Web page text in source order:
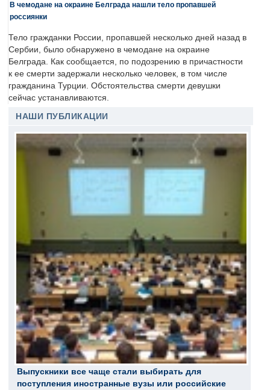
В чемодане на окраине Белграда нашли тело пропавшей
россиянки
Тело гражданки России, пропавшей несколько дней назад в
Сербии, было обнаружено в чемодане на окраине
Белграда. Как сообщается, по подозрению в причастности
к ее смерти задержали несколько человек, в том числе
гражданина Турции. Обстоятельства смерти девушки
сейчас устанавливаются.
НАШИ ПУБЛИКАЦИИ
Выпускники все чаще стали выбирать для
поступления иностранные вузы или российские